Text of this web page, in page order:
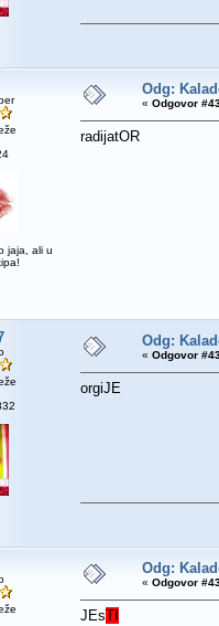
jaja, ali u
Odg:
« Odgovor
radijatOR
Odg:
« Odgovor
orgiJE
Odg:
« Odgovor
JEsTI